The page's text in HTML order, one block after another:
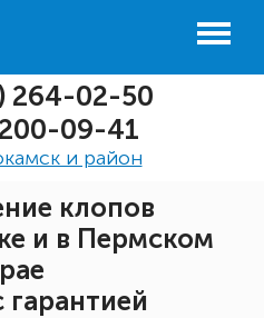
264-02-50
09-41
и район
клопов
и в Пермском
гарантией